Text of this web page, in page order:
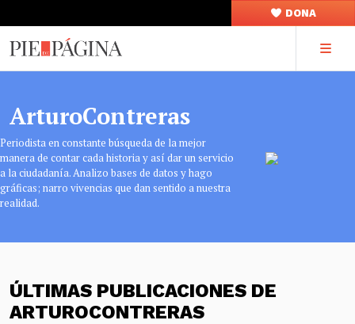
DONA
ArturoContreras
Periodista en constante búsqueda de la mejor
manera de contar cada historia y así dar un servicio
a la ciudadanía. Analizo bases de datos y hago
gráficas; narro vivencias que dan sentido a nuestra
realidad.
ÚLTIMAS PUBLICACIONES DE
ARTUROCONTRERAS